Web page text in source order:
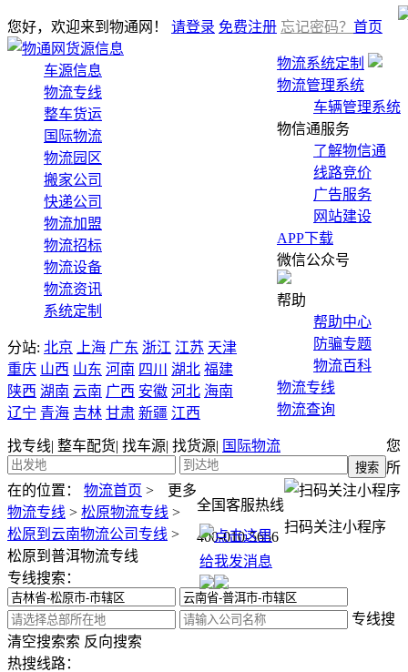
您好，欢迎来到物通网！ 请登录 免费注册 忘记密码？
物流系统定制
物流管理系统
车辆管理系统
物信通服务
了解物信通
线路竞价
广告服务
网站建设
APP下载
微信公众号
帮助
帮助中心
防骗专题
物流百科
物流专线
物流查询
找专线| 整车配货| 找车源| 找货源| 国际物流
全国客服热线
400-010-5656
扫码关注小程序
首页
货源信息
车源信息
物流专线
整车货运
国际物流
物流园区
搬家公司
快递公司
物流加盟
物流招标
物流设备
物流资讯
系统定制
分站: 北京 上海 广东 浙江 江苏 天津
重庆 山西 山东 河南 四川 湖北 福建
陕西 湖南 云南 广西 安徽 河北 海南
辽宁 青海 吉林 甘肃 新疆 江西
更多
您
所
在的位置：
物流首页 >
物流专线 > 松原物流专线 >
松原到云南物流公司专线 >
松原到普洱物流专线
专线搜索：
专线搜
索 反向搜索
清空搜索
热搜线路：